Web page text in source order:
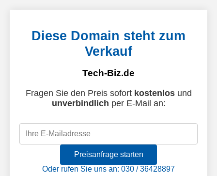
Diese Domain steht zum
Verkauf
Tech-Biz.de
Fragen Sie den Preis sofort kostenlosund
unverbindlich per E-Mail an:
Preisanfrage starten
Oder rufen Sie uns an: 030 / 36428897